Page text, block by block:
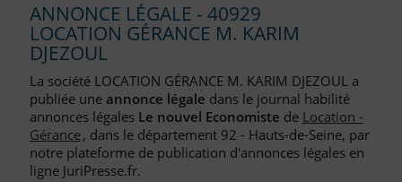
Journaux Habilités (JAL) Annonces Légales
Départements pour la Publication d'Annonces Légales
Liste des Greffes
Liste des CCI
Le Blog pour les Entreprises
ANNONCE LÉGALE - 40929
LOCATION GÉRANCE M. KARIM
DJEZOUL
La société LOCATION GÉRANCE M. KARIM DJEZOUL a
publiée une annonce légale dans le journal habilité
annonces légales Le nouvel Economiste de Location -
Gérance, dans le département 92 - Hauts-de-Seine, par
notre plateforme de publication d'annonces légales en
ligne JuriPresse.fr.